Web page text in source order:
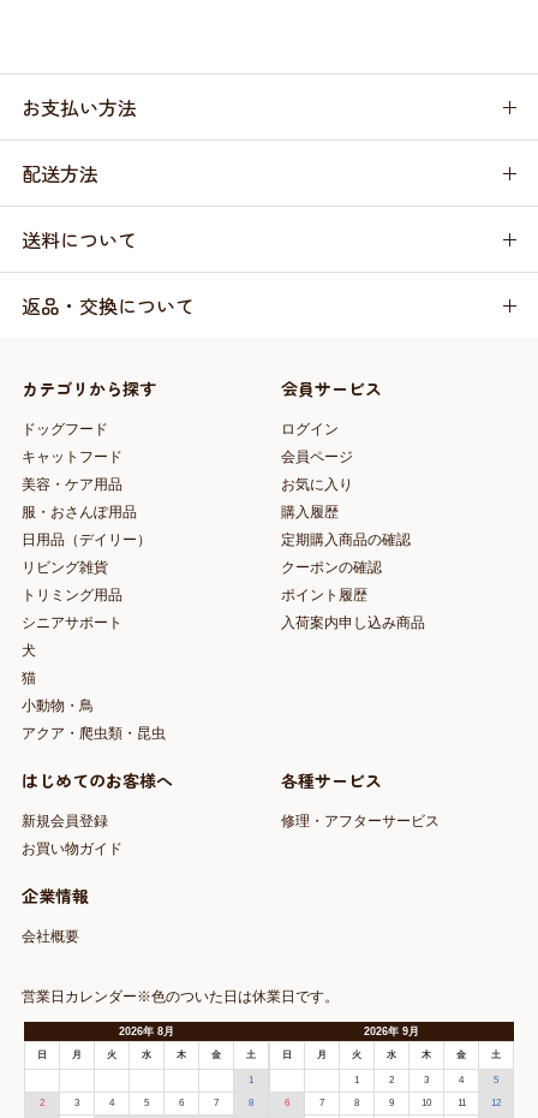
お支払い方法
配送方法
送料について
返品・交換について
カテゴリから探す
ドッグフード
キャットフード
美容・ケア用品
服・おさんぽ用品
日用品（デイリー）
リビング雑貨
トリミング用品
シニアサポート
犬
猫
小動物・鳥
アクア・爬虫類・昆虫
会員サービス
ログイン
会員ページ
お気に入り
購入履歴
定期購入商品の確認
クーポンの確認
ポイント履歴
入荷案内申し込み商品
はじめてのお客様へ
新規会員登録
お買い物ガイド
各種サービス
修理・アフターサービス
企業情報
会社概要
営業日カレンダー※色のついた日は休業日です。
2026年 8月
日 月 火 水 木 金 土
1
2 3 4 5 6 7 8
2026年9月
日 月 火 水 木 金 土
1 2 3 4 5
6 7 8 9 10 11 12